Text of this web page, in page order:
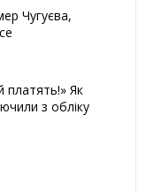
Чугуєва,
платять!» Як
з обліку